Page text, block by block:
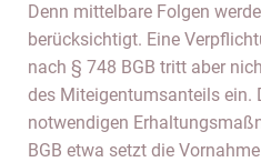
Denn mittelbare Folgen
berücksichtigt. Eine
nach § 748 BGB tritt aber
des Miteigentumsanteils ein.
notwendigen
BGB etwa setzt die